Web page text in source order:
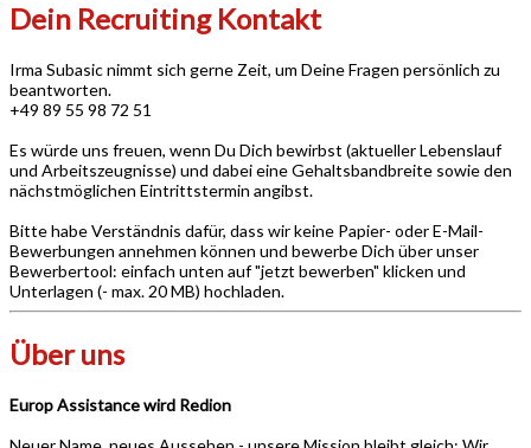
Dein Recruiting Kontakt
Irma Subasic nimmt sich gerne Zeit, um Deine Fragen persönlich zu
beantworten.
+49 89 55 98 72 51
Es würde uns freuen, wenn Du Dich bewirbst (aktueller Lebenslauf
und Arbeitszeugnisse) und dabei eine Gehaltsbandbreite sowie den
nächstmöglichen Eintrittstermin angibst.
Bitte habe Verständnis dafür, dass wir keine Papier- oder E-Mail-
Bewerbungen annehmen können und bewerbe Dich über unser
Bewerbertool: einfach unten auf "jetzt bewerben" klicken und
Unterlagen (- max. 20 MB) hochladen.
Über uns
Europ Assistance wird Redion